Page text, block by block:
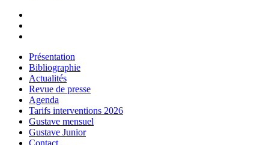
Présentation
Bibliographie
Actualités
Revue de presse
Agenda
Tarifs interventions 2026
Gustave mensuel
Gustave Junior
Contact